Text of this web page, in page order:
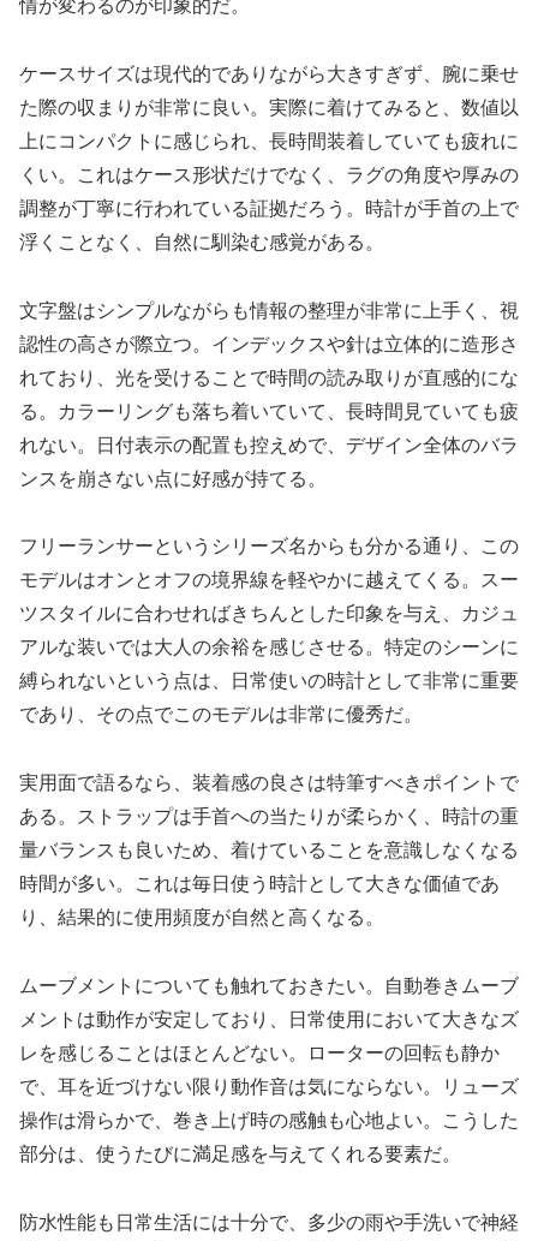
情が変わるのが印象的だ。
ケースサイズは現代的でありながら大きすぎず、腕に乗せ
た際の収まりが非常に良い。実際に着けてみると、数値以
上にコンパクトに感じられ、長時間装着していても疲れに
くい。これはケース形状だけでなく、ラグの角度や厚みの
調整が丁寧に行われている証拠だろう。時計が手首の上で
浮くことなく、自然に馴染む感覚がある。
文字盤はシンプルながらも情報の整理が非常に上手く、視
認性の高さが際立つ。インデックスや針は立体的に造形さ
れており、光を受けることで時間の読み取りが直感的にな
る。カラーリングも落ち着いていて、長時間見ていても疲
れない。日付表示の配置も控えめで、デザイン全体のバラ
ンスを崩さない点に好感が持てる。
フリーランサーというシリーズ名からも分かる通り、この
モデルはオンとオフの境界線を軽やかに越えてくる。スー
ツスタイルに合わせればきちんとした印象を与え、カジュ
アルな装いでは大人の余裕を感じさせる。特定のシーンに
縛られないという点は、日常使いの時計として非常に重要
であり、その点でこのモデルは非常に優秀だ。
実用面で語るなら、装着感の良さは特筆すべきポイントで
ある。ストラップは手首への当たりが柔らかく、時計の重
量バランスも良いため、着けていることを意識しなくなる
時間が多い。これは毎日使う時計として大きな価値であ
り、結果的に使用頻度が自然と高くなる。
ムーブメントについても触れておきたい。自動巻きムーブ
メントは動作が安定しており、日常使用において大きなズ
レを感じることはほとんどない。ローターの回転も静か
で、耳を近づけない限り動作音は気にならない。リューズ
操作は滑らかで、巻き上げ時の感触も心地よい。こうした
部分は、使うたびに満足感を与えてくれる要素だ。
防水性能も日常生活には十分で、多少の雨や手洗いで神経